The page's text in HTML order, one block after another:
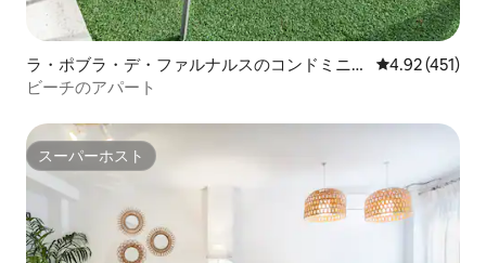
ラ・ポブラ・デ・ファルナルスのコンドミニア
ム
レビュー451
4.92 (451)
ビーチのアパート
スーパーホスト
スーパーホスト